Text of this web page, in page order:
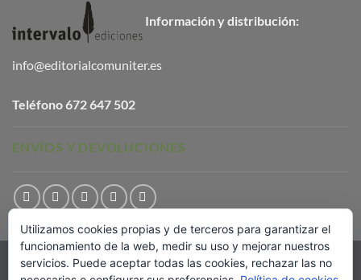
Información y distribución:
info@editorialcomuniter.es
Teléfono672 647 502
ENVÍOS Y DEVOLUCIONES
Visa PayPal Stripe MasterCardCash
Utilizamos cookies propias y de terceros para garantizar el
funcionamiento de la web, medir su uso y mejorar nuestros
servicios. Puede aceptar todas las cookies, rechazar las no